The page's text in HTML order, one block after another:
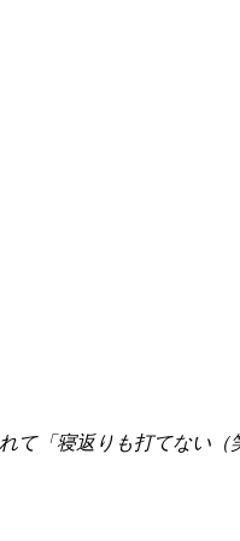
て「寝返りも打てない（